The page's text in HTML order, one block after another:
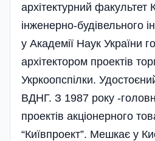
архітектурний факультет
інженерно-будівельного
у Академії Наук України
архітектором проектів
Укркоопспілки.
ВДНГ. З 1987 року -
проектів акціонерного
“Київпроект”. Мешкає у